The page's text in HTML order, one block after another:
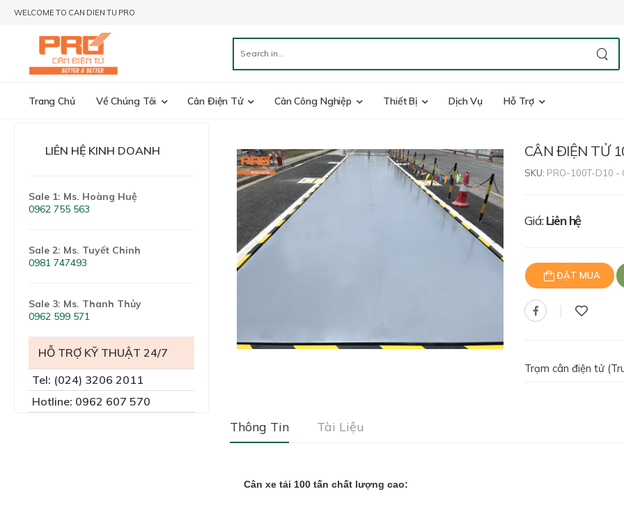
WELCOME TO CAN DIEN TU PRO
Trang Chủ Về Chúng Tôi Cân Điện Tử Cân Công Nghiệp Thiết Bị Dịch Vụ Hỗ Trợ
LIÊN HỆ KINH DOANH
Sale 1: Ms. Hoàng Huệ
0962 755 563
Sale 2: Ms. Tuyết Chinh
0981 747493
Sale 3: Ms. Thanh Thủy
0962 599 571
HỖ TRỢ KỸ THUẬT 24/7
Tel: (024) 3206 2011
Hotline: 0962 607 570
CÂN ĐIỆN TỬ
SKU: PRO-100T-D10 -
Giá:Liên hệ
ĐẶT MUA
Trạm cân điện tử
Thông Tin Tài Liệu
Cân xe tải 100 tấn chất lượng cao: